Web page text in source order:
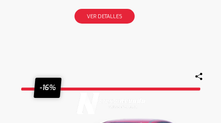
VER DETALLES
-16%